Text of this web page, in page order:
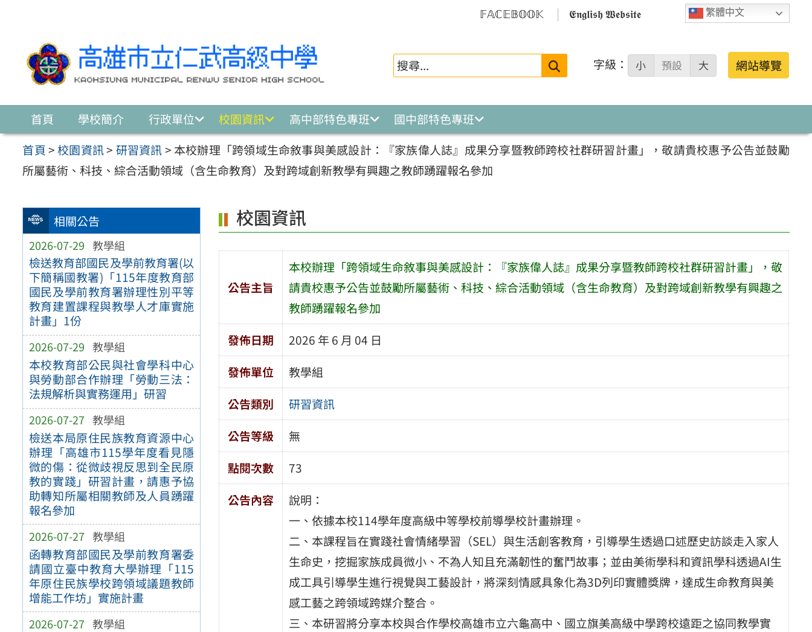
繁體中文
𝔽𝔸ℂ𝔼𝔹𝕆𝕆𝕂 𝕰𝖓𝖌𝖑𝖎𝖘𝖍 𝖂𝖊𝖇𝖘𝖎𝖙𝖊
搜
字級： 小 預設 大 網站導覽
首頁 學校簡介 行政單位 校園資訊 高中部特色專班
國中部特色專班
首頁>校園資訊> 研習資訊> 本校辦理「跨領域生命敘事與美感設計：『家族偉人誌』成果分享暨教師跨校社群研習計畫」，敬請貴校惠予公告並鼓勵
所屬藝術、科技、綜合活動領域（含生命教育）及對跨域創新教學有興趣之教師踴躍報名參加
相關公告
2026-07-29 教學組
檢送教育部國民及學前教育署(以
下簡稱國教署)「115年度教育部
國民及學前教育署辦理性別平等
教育建置課程與教學人才庫實施
計畫」1份
2026-07-29 教學組
本校教育部公民與社會學科中心
與勞動部合作辦理「勞動三法：
法規解析與實務運用」研習
2026-07-27 教學組
檢送本局原住民族教育資源中心
辦理「高雄市115學年度看見隱
微的傷：從微歧視反思到全民原
教的實踐」研習計畫，請惠予協
助轉知所屬相關教師及人員踴躍
報名參加
2026-07-27 教學組
函轉教育部國民及學前教育署委
請國立臺中教育大學辦理「115
年原住民族學校跨領域議題教師
增能工作坊」實施計畫
2026-07-27 教學組
校園資訊
公告主旨
本校辦理「跨領域生命敘事與美感設計：『家族偉人誌』成果分享暨教師跨校社群研習計畫」，敬
請貴校惠予公告並鼓勵所屬藝術、科技、綜合活動領域（含生命教育）及對跨域創新教學有興趣之
教師踴躍報名參加
發佈日期
2026 年 6 月 04 日
發佈單位
教學組
公告類別
研習資訊
公告等級
無
點閱次數
73
公告內容
說明：
一、依據本校114學年度高級中等學校前導學校計畫辦理。
二、本課程旨在實踐社會情緒學習（SEL）與生活創客教育，引導學生透過口述歷史訪談走入家人
生命史，挖掘家族成員微小、不為人知且充滿韌性的奮鬥故事；並由美術學科和資訊學科透過AI生
成工具引導學生進行視覺與工藝設計，將深刻情感具象化為3D列印實體獎牌，達成生命教育與美
感工藝之跨領域跨媒介整合。
三、本研習將分享本校與合作學校高雄市立六龜高中、國立旗美高級中學跨校遠距之協同教學實